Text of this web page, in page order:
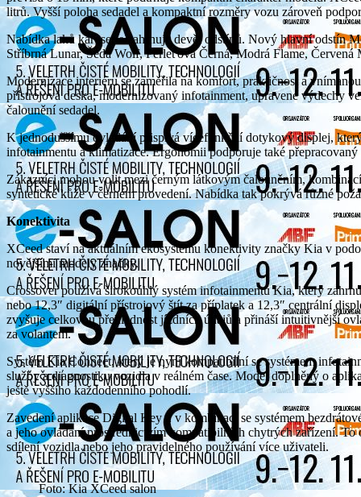
litrů. Vyšší poloha sedadel a kompaktní rozměry vozu zároveň
Nabídka laků karoserie zahrnuje devět odstínů. Nový hlavní odstín
Stříbrná Lunar, Šedá Wolf, Perleťová Černá, Modrá Flame, Červená
Modernizace interiéru se zaměřila na komfort, praktičnost a
přístrojová deska, modernizovaný infotainment, upravené výdechy
čalounění sedadel.
K jednoduššímu ovládání přispívá vícefunkční dotykový displej,
infotainmentu a klimatizace. Ergonomii podporuje také
Zákazníci mohou volit mezi černým látkovým čalouněním,
syntetické kůže v černém provedení. Nabídka tak pokrývá různé
Konektivita
XCeed staví na aktuálním ekosystému konektivity značky Kia v
novějšími modely značky.
Crossover používá širokoúhlý systém infotainmentu Kia, který
nebo 12,3″ digitální přístrojový štít za příplatek a 12,3″ centrální
zvyšuje celkovou přehlednost jízdních údajů a přináší intuitivnější
za volantem.
Systém Kia Connect, který je nyní kompatibilní se systémem
služby a diagnostiku vozidla v reálném čase. Model doplněný o
ještě vyššího každodenního pohodlí.
Zavedení aplikace Digital Key 2 v kombinaci se systémem
a jeho ovládání prostřednictvím kompatibilních chytrých zařízení. To
sdílení vozidla nebo jeho pravidelného používání více uživateli.
Foto: Kia XCeed salon